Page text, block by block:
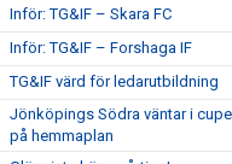
Inför: TG&IF – Skara FC
Inför: TG&IF – Forshaga IF
TG&IF värd för ledarutbildning
Jönköpings Södra väntar i
på hemmaplan